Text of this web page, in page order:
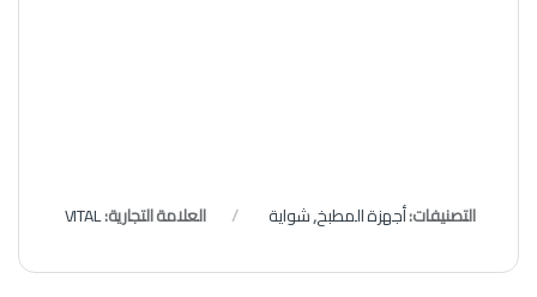
التصنيفات:أجهزة المطبخ,شواية العلامة التجارية:VITAL